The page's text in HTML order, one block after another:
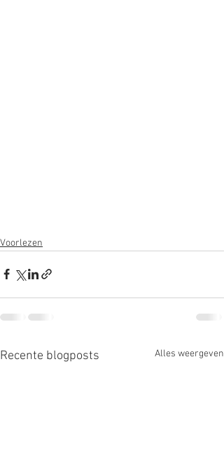
Voorlezen
Recente blogposts Alles weergeven